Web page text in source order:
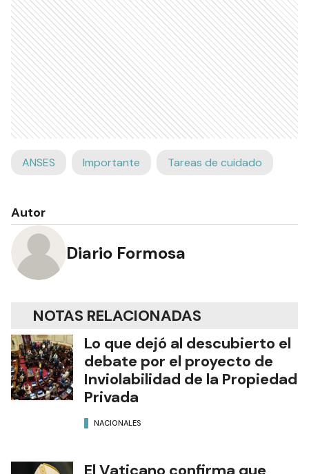
ANSES Importante Tareas de cuidado
Autor
Diario Formosa
NOTAS RELACIONADAS
Lo que dejó al descubierto el
debate por el proyecto de
Inviolabilidad de la Propiedad
Privada
NACIONALES